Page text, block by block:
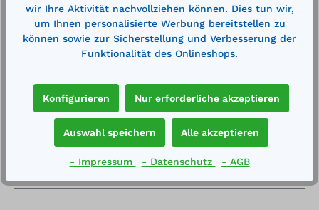
Außenmaße (LxBxH): ca. 785 x 595 x 685
mmInhalt: 210 l einwandiger Behälter aus
Polyethylen, für AdBlue ® zugelassenintegrie…
Technische Daten
wir Ihre Aktivität nachvollziehen können. Dies tun wir,
um Ihnen personalisierte Werbung bereitstellen zu
können sowie zur Sicherstellung und Verbesserung der
Funktionalität des Onlineshops.
Konfigurieren Nur erforderliche akzeptieren
Auswahl speichern Alle akzeptieren
- Impressum - Datenschutz - AGB